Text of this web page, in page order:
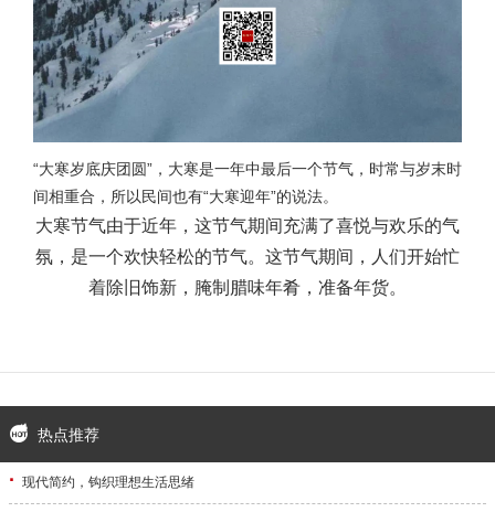
“大寒岁底庆团圆”，大寒是一年中最后一个节气，时常与岁末时
间相重合，所以民间也有“大寒迎年”的说法。
大寒节气由于近年，这节气期间充满了喜悦与欢乐的气
氛，是一个欢快轻松的节气。这节气期间，人们开始忙
着除旧饰新，腌制腊味年肴，准备年货。
热点推荐
· 现代简约，钩织理想生活思绪